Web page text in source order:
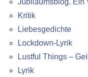
Kritik
Liebesgedichte
Lockdown-Lyrik
Lustful Things –
Lyrik